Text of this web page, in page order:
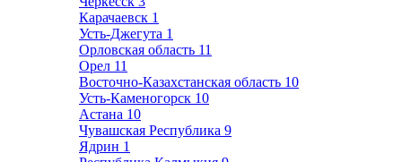
Карачаевск 1
Усть-Джегута 1
Орловская область 11
Орел 11
Восточно-Казахстанская область 10
Усть-Каменогорск 10
Астана 10
Чувашская Республика 9
Ядрин 1